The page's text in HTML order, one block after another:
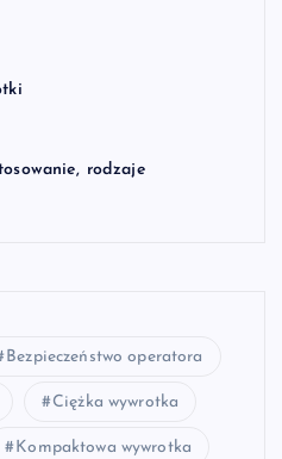
rodzaje
Bezpieczeństwo operatora
Ciężka wywrotka
Kompaktowa wywrotka